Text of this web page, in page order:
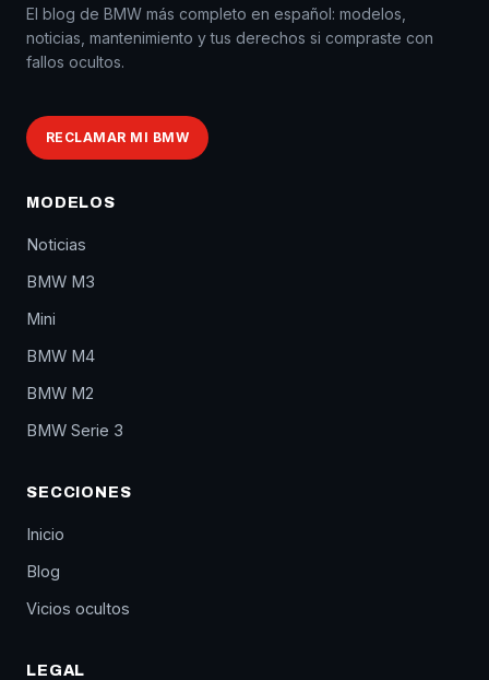
El blog de BMW más completo en español: modelos,
noticias, mantenimiento y tus derechos si compraste con
fallos ocultos.
RECLAMAR MI BMW
MODELOS
Noticias
BMW M3
Mini
BMW M4
BMW M2
BMW Serie 3
SECCIONES
Inicio
Blog
Vicios ocultos
LEGAL